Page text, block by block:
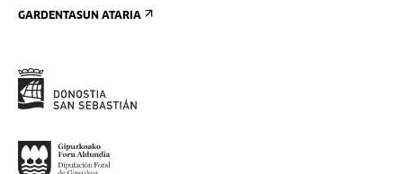
GARDENTASUN ATARIA